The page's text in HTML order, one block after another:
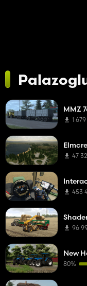
MMZ
1 679
47
453
96
New
80%